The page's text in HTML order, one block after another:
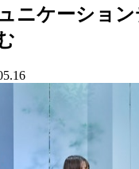
ニケーショ